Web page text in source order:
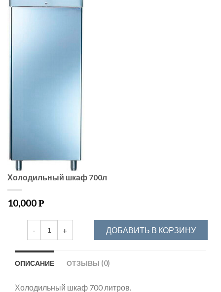
Холодильный шкаф 700л
10,000Р
ДОБАВИТЬ В КОРЗИНУ
ОПИСАНИЕ ОТЗЫВЫ (0)
Холодильный шкаф 700 литров.